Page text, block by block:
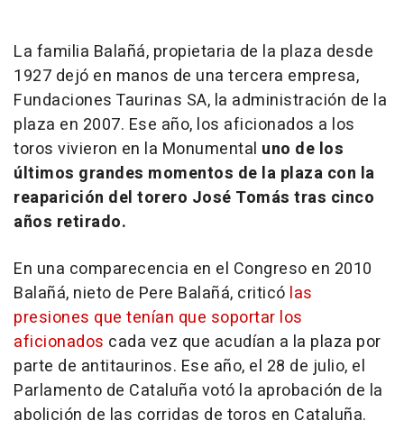
La familia Balañá, propietaria de la plaza desde
1927 dejó en manos de una tercera empresa,
Fundaciones Taurinas SA, la administración de la
plaza en 2007. Ese año, los aficionados a los
toros vivieron en la Monumental uno de los
últimos grandes momentos de la plaza con la
reaparición del torero José Tomás tras cinco
años retirado.
En una comparecencia en el Congreso en 2010
Balañá, nieto de Pere Balañá, criticó las
presiones que tenían que soportar los
aficionados cada vez que acudían a la plaza por
parte de antitaurinos. Ese año, el 28 de julio, el
Parlamento de Cataluña votó la aprobación de la
abolición de las corridas de toros en Cataluña.